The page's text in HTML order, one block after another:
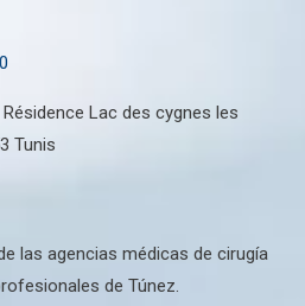
Lac des cygnes les
Tunis
las agencias médicas de cirugía
de Túnez.